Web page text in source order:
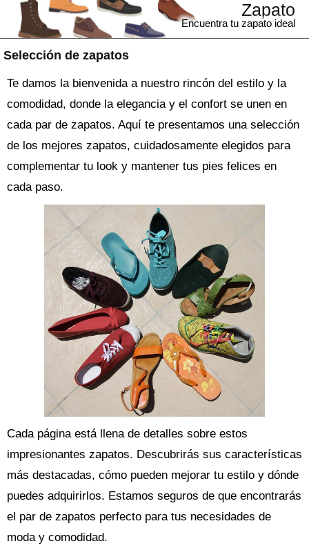
Selección de zapatos
Zapato
Encuentra tu zapato ideal
Te damos la bienvenida a nuestro rincón del estilo y la
comodidad, donde la elegancia y el confort se unen en
cada par de zapatos. Aquí te presentamos una selección
de los mejores zapatos, cuidadosamente elegidos para
complementar tu look y mantener tus pies felices en
cada paso.
Cada página está llena de detalles sobre estos
impresionantes zapatos. Descubrirás sus características
más destacadas, cómo pueden mejorar tu estilo y dónde
puedes adquirirlos. Estamos seguros de que encontrarás
el par de zapatos perfecto para tus necesidades de
moda y comodidad.